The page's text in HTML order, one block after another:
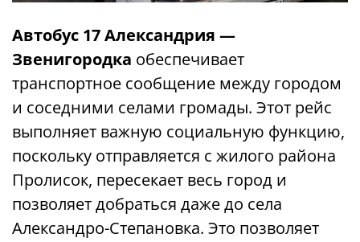
Автобус 17 Александрия —
Звенигородка обеспечивает
транспортное сообщение между городом
и соседними селами громады. Этот рейс
выполняет важную социальную функцию,
поскольку отправляется с жилого района
Пролисок, пересекает весь город и
позволяет добраться даже до села
Александро-Степановка. Это позволяет